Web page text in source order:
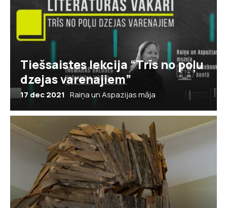
Tiešsaistes lekcija “Trīs no poļu
dzejas varenajiem”
17 dec 2021 Raiņa un Aspazijas māja